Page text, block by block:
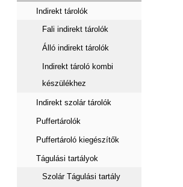
Indirekt tárolók
Fali indirekt tárolók
Álló indirekt tárolók
Indirekt tároló kombi
készülékhez
Indirekt szolár tárolók
Puffertárolók
Puffertároló kiegészítők
Tágulási tartályok
Szolár Tágulási tartály